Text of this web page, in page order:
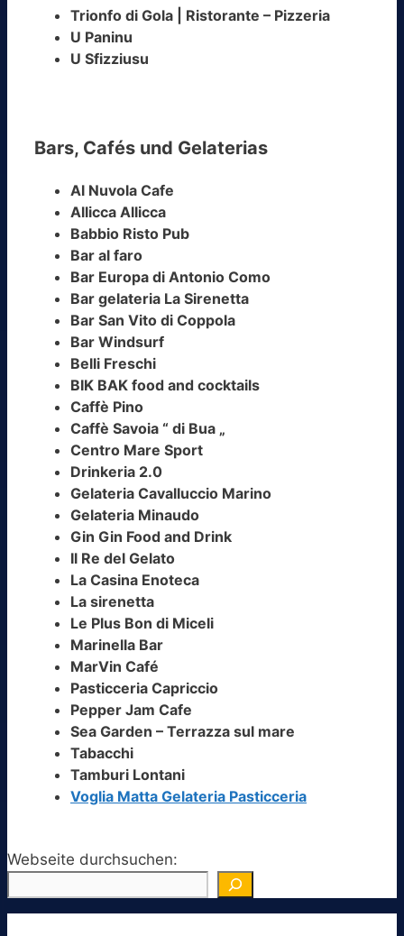
Trionfo di Gola | Ristorante – Pizzeria
U Paninu
U Sfizziusu
Bars, Cafés und Gelaterias
Al Nuvola Cafe
Allicca Allicca
Babbio Risto Pub
Bar al faro
Bar Europa di Antonio Como
Bar gelateria La Sirenetta
Bar San Vito di Coppola
Bar Windsurf
Belli Freschi
BIK BAK food and cocktails
Caffè Pino
Caffè Savoia “ di Bua „
Centro Mare Sport
Drinkeria 2.0
Gelateria Cavalluccio Marino
Gelateria Minaudo
Gin Gin Food and Drink
Il Re del Gelato
La Casina Enoteca
La sirenetta
Le Plus Bon di Miceli
Marinella Bar
MarVin Café
Pasticceria Capriccio
Pepper Jam Cafe
Sea Garden – Terrazza sul mare
Tabacchi
Tamburi Lontani
Voglia Matta Gelateria Pasticceria
Webseite durchsuchen: